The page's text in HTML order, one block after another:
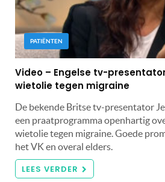
PATIËNTEN
Video – Engelse tv-
wietolie tegen migraine
De bekende Britse tv-presentator
een praatprogramma openhartig
wietolie tegen migraine. Goede
het VK en overal elders.
LEES VERDER